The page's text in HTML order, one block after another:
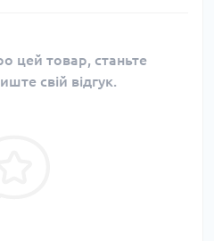
цей товар, станьте
свій відгук.